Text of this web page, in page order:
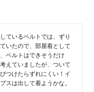
ているベルトでは、ずり
いたので、部屋着として
ベルトはできそうだけ
えていましたが、ついて
つけたらずれにくい！イ
スは出して着ようかな。